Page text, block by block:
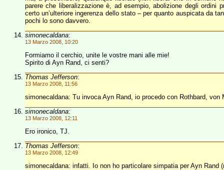
parere che liberalizzazione è, ad esempio, abolizione degli ordini
certo un’ulteriore ingerenza dello stato – per quanto auspicata da
pochi lo sono davvero.
simonecaldana:
13 Marzo 2008, 10:20
Formiamo il cerchio, unite le vostre mani alle mie!
Spirito di Ayn Rand, ci senti?
Thomas Jefferson:
13 Marzo 2008, 11:56
simonecaldana: Tu invoca Ayn Rand, io procedo con Rothbard,
simonecaldana:
13 Marzo 2008, 12:11
Ero ironico, TJ.
Thomas Jefferson:
13 Marzo 2008, 12:49
simonecaldana: infatti. Io non ho particolare simpatia per Ayn Rand